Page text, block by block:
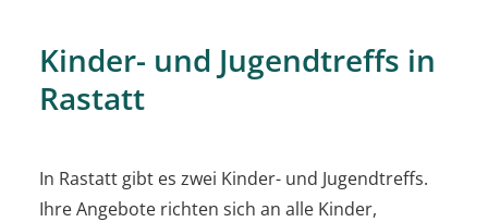
Kinder- und Jugendtreffs in
Rastatt
In Rastatt gibt es zwei Kinder- und Jugendtreffs.
Ihre Angebote richten sich an alle Kinder,